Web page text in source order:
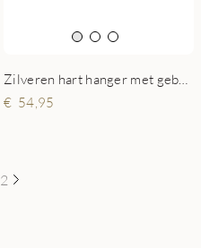
54,95
2